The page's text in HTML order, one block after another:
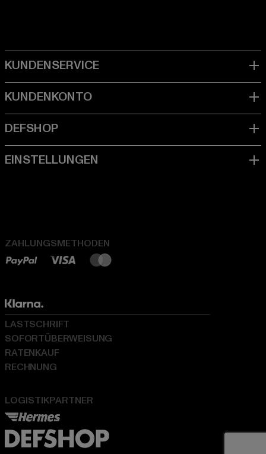
ZAHLUNGSMETHODEN
LOGISTIKPARTNER
LASTSCHRIFT
SOFORTÜBERWEISUNG
RATENKAUF
RECHNUNG